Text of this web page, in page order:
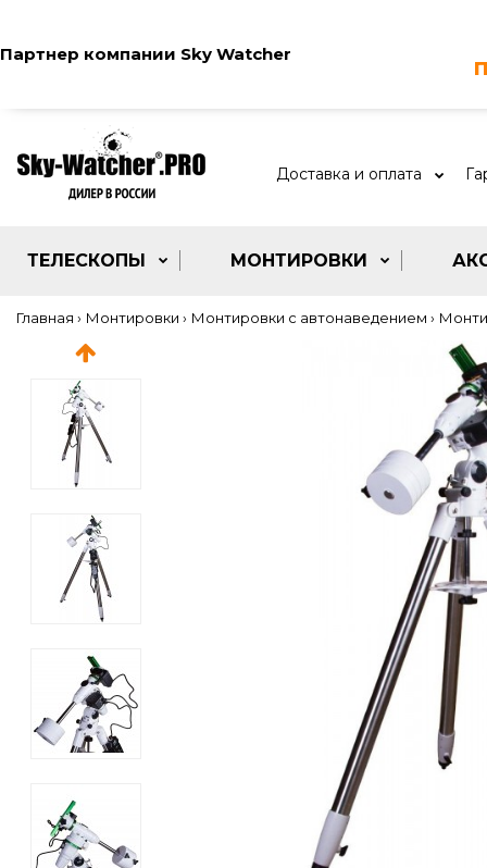
Партнер компании Sky Watcher
Доставка и оплата
ТЕЛЕСКОПЫ МОНТИРОВКИ
Главная Монтировки Монтировки с автонаведением